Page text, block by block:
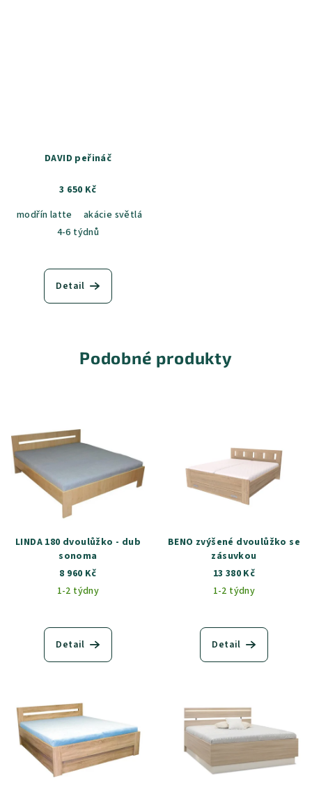
DAVID peřináč
3 650 Kč
modřín latte
akácie světlá
4-6 týdnů
Detail
Podobné produkty
LINDA 180 dvoulůžko - dub
sonoma
8 960 Kč
1-2 týdny
Detail
BENO zvýšené dvoulůžko se
zásuvkou
13 380 Kč
1-2 týdny
Detail